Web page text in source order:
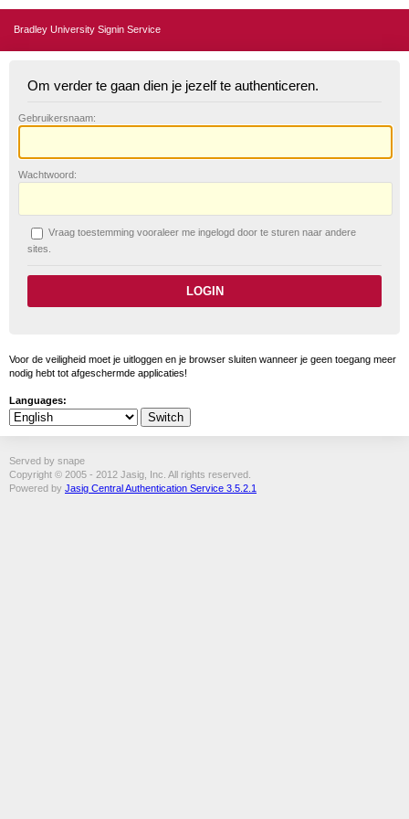
Bradley University Signin Service
Om verder te gaan dien je jezelf te authenticeren.
Gebruikersnaam:
Wachtwoord:
Vraag toestemming vooraleer me ingelogd door te sturen naar andere
sites.
Voor de veiligheid moet je uitloggen en je browser sluiten wanneer je geen toegang meer
nodig hebt tot afgeschermde applicaties!
Languages:
Served by snape
Copyright © 2005 - 2012 Jasig, Inc. All rights reserved.
Powered by Jasig Central Authentication Service 3.5.2.1